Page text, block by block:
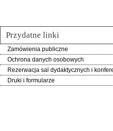
Przydatne linki
Zamówienia publiczne
Ochrona danych osobowych
Rezerwacja sal dydaktycznych i
Druki i formularze